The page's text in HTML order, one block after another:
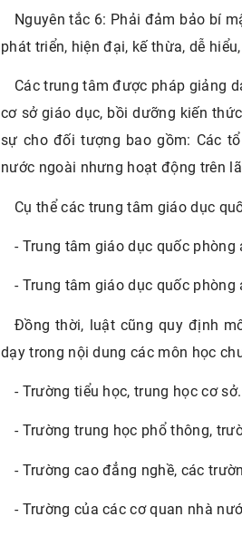
Nguyên tắc 6: Phải đảm bảo bí
phát triển, hiện đại, kế thừa, dễ
Các trung tâm được pháp giảng
cơ sở giáo dục, bồi dưỡng kiến
sự cho đối tượng bao gồm: Các
nước ngoài nhưng hoạt động trên
Cụ thể các trung tâm giáo dục
- Trung tâm giáo dục quốc
- Trung tâm giáo dục quốc
Đồng thời, luật cũng quy định
dạy trong nội dung các môn học
- Trường tiểu học, trung học cơ sở.
- Trường trung học phổ thông,
- Trường cao đẳng nghề, các
- Trường của các cơ quan nhà